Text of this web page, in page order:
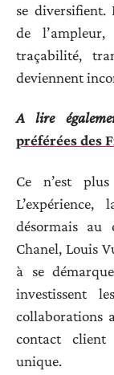
se
de
traçabilité,
deviennent
A lire
préférées des
Ce n’est
désormais
Chanel, Louis
à se
investissent
collaborations
contact
unique.